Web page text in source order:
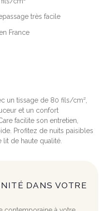
très facile
France
un tissage de 80 fils/cm²,
et un confort
facilite son entretien,
Profitez de nuits paisibles
de haute qualité.
DANS VOTRE